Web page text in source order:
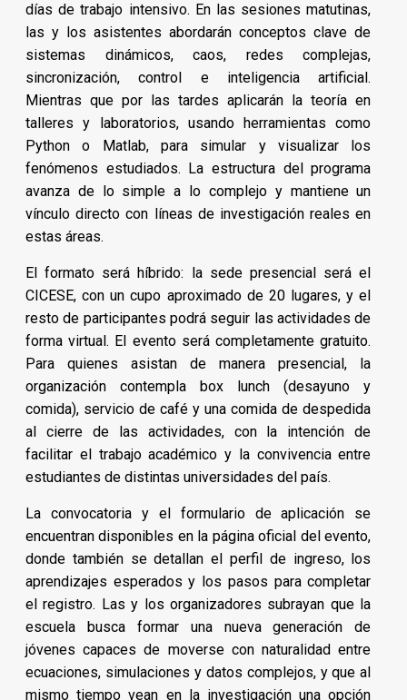
días de trabajo intensivo. En las sesiones matutinas,
las y los asistentes abordarán conceptos clave de
sistemas dinámicos, caos, redes complejas,
sincronización, control e inteligencia artificial.
Mientras que por las tardes aplicarán la teoría en
talleres y laboratorios, usando herramientas como
Python o Matlab, para simular y visualizar los
fenómenos estudiados. La estructura del programa
avanza de lo simple a lo complejo y mantiene un
vínculo directo con líneas de investigación reales en
estas áreas.
El formato será híbrido: la sede presencial será el
CICESE, con un cupo aproximado de 20 lugares, y el
resto de participantes podrá seguir las actividades de
forma virtual. El evento será completamente gratuito.
Para quienes asistan de manera presencial, la
organización contempla box lunch (desayuno y
comida), servicio de café y una comida de despedida
al cierre de las actividades, con la intención de
facilitar el trabajo académico y la convivencia entre
estudiantes de distintas universidades del país.
La convocatoria y el formulario de aplicación se
encuentran disponibles en la página oficial del evento,
donde también se detallan el perfil de ingreso, los
aprendizajes esperados y los pasos para completar
el registro. Las y los organizadores subrayan que la
escuela busca formar una nueva generación de
jóvenes capaces de moverse con naturalidad entre
ecuaciones, simulaciones y datos complejos, y que al
mismo tiempo vean en la investigación una opción